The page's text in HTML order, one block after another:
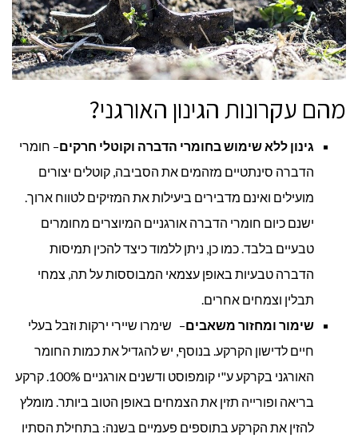
מהם עקרונות הגינון האורגני?
גינון ללא שימוש בחומרי הדברה וקוטלי חרקים– חומרי
הדברה סינתטיים מזהמים את הסביבה, קוטלים יצורים
מועילים ואינם מדבירים ביעילות את המזיקים לטווח ארוך.
ישנם כיום חומרי הדברה אורגניים המיוצרים מחומרים
טבעיים בלבד. כמו כן, ניתן ללמוד כיצד להכין תמיסות
הדברה טבעיות באופן עצמאי המבוססות על תה, צמחי
תבלין וצמחים אחרים.
שימור ומחזור משאבים– שימרו שיירי ירקות וזבל בעלי
חיים לדישון הקרקע. בנוסף, יש להגדיל את כמות החומר
האורגני בקרקע ע"י קומפוסט ודשנים אורגניים 100%. קרקע
בריאה ופורייה תזין את הצמחים באופן הטוב ביותר. מומלץ
להזין את הקרקע בתוספים פעמיים בשנה: בתחילת הסתיו